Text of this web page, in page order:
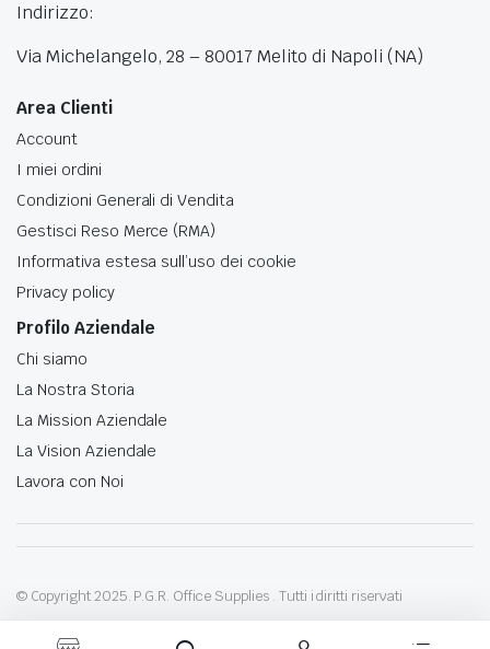
Indirizzo:
Via Michelangelo, 28 – 80017 Melito di Napoli (NA)
Area Clienti
Account
I miei ordini
Condizioni Generali di Vendita
Gestisci Reso Merce (RMA)
Informativa estesa sull’uso dei cookie
Privacy policy
Profilo Aziendale
Chi siamo
La Nostra Storia
La Mission Aziendale
La Vision Aziendale
Lavora con Noi
© Copyright 2025. P.G.R. Office Supplies . Tutti i diritti riservati